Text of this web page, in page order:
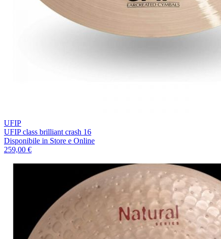
UFIP
UFIP class brilliant crash 16
Disponibile in Store e Online
259,00 €